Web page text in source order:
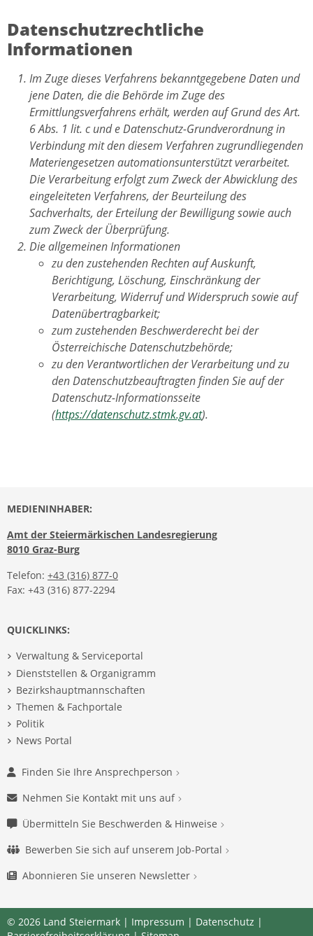
Datenschutzrechtliche
Informationen
Im Zuge dieses Verfahrens bekanntgegebene Daten und
jene Daten, die die Behörde im Zuge des
Ermittlungsverfahrens erhält, werden auf Grund des Art.
6 Abs. 1 lit. c und e Datenschutz-Grundverordnung in
Verbindung mit den diesem Verfahren zugrundliegenden
Materiengesetzen automationsunterstützt verarbeitet.
Die Verarbeitung erfolgt zum Zweck der Abwicklung des
eingeleiteten Verfahrens, der Beurteilung des
Sachverhalts, der Erteilung der Bewilligung sowie auch
zum Zweck der Überprüfung.
Die allgemeinen Informationen
zu den zustehenden Rechten auf Auskunft,
Berichtigung, Löschung, Einschränkung der
Verarbeitung, Widerruf und Widerspruch sowie auf
Datenübertragbarkeit;
zum zustehenden Beschwerderecht bei der
Österreichische Datenschutzbehörde;
zu den Verantwortlichen der Verarbeitung und zu
den Datenschutzbeauftragten finden Sie auf der
Datenschutz-Informationsseite
(https://datenschutz.stmk.gv.at).
MEDIENINHABER:
Amt der Steiermärkischen Landesregierung
8010 Graz-Burg
Telefon: +43 (316) 877-0
Fax: +43 (316) 877-2294
QUICKLINKS:
Verwaltung & Serviceportal
Dienststellen & Organigramm
Bezirkshauptmannschaften
Themen & Fachportale
Politik
News Portal
Finden Sie Ihre Ansprechperson
Nehmen Sie Kontakt mit uns auf
Übermitteln Sie Beschwerden & Hinweise
Bewerben Sie sich auf unserem Job-Portal
Abonnieren Sie unseren Newsletter
© 2026 Land Steiermark | Impressum | Datenschutz |